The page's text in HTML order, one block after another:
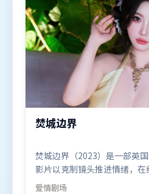
焚城边界
焚城边界（2023）是一部英国
影片以克制镜头推进情绪，
最后一刻才揭开谜底。视听风
爱情剧场